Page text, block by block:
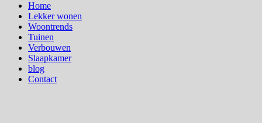
Home
Lekker wonen
Woontrends
Tuinen
Verbouwen
Slaapkamer
blog
Contact